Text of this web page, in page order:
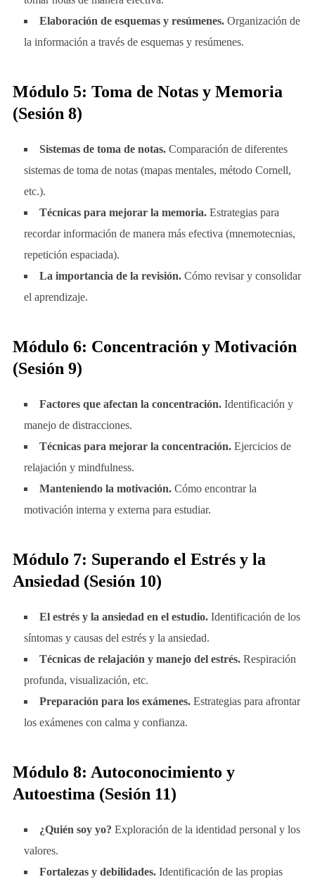
Elaboración de esquemas y resúmenes.Organización de
la información a través de esquemas y resúmenes.
Módulo 5: Toma de Notas y Memoria
(Sesión 8)
Sistemas de toma de notas.Comparación de diferentes
sistemas de toma de notas (mapas mentales, método Cornell,
etc.).
Técnicas para mejorar la memoria.Estrategias para
recordar información de manera más efectiva (mnemotecnias,
repetición espaciada).
La importancia de la revisión.Cómo revisar y consolidar
el aprendizaje.
Módulo 6: Concentración y Motivación
(Sesión 9)
Factores que afectan la concentración.Identificación y
manejo de distracciones.
Técnicas para mejorar la concentración.Ejercicios de
relajación y mindfulness.
Manteniendo la motivación.Cómo encontrar la
motivación interna y externa para estudiar.
Módulo 7: Superando el Estrés y la
Ansiedad (Sesión 10)
El estrés y la ansiedad en el estudio.Identificación de los
síntomas y causas del estrés y la ansiedad.
Técnicas de relajación y manejo del estrés.Respiración
profunda, visualización, etc.
Preparación para los exámenes.Estrategias para afrontar
los exámenes con calma y confianza.
Módulo 8: Autoconocimiento y
Autoestima (Sesión 11)
¿Quién soy yo? Exploración de la identidad personal y los
valores.
Fortalezas y debilidades.Identificación de las propias